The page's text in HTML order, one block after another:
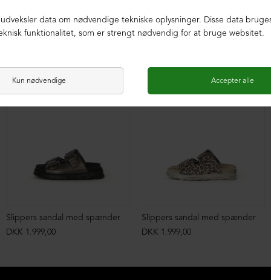
LIMITED EDITION
Slippers sandal med spænder
DKK 1.999,00
LIMITED EDITION
Slippers sandal med spænder
DKK 1.999,00